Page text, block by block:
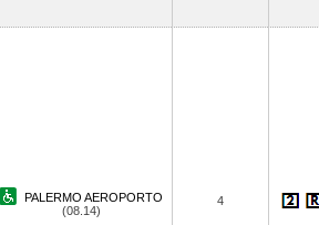
PALERMO AEROPORTO
(08.14)
4